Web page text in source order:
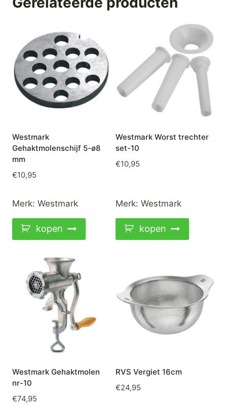
Westmark
Gehaktmolenschijf 5-ø8
mm
€10,95
Merk: Westmark
kopen
Westmark Worst trechter
set-10
€10,95
Merk: Westmark
kopen
Westmark Gehaktmolen
nr-10
€74,95
RVS Vergiet 16cm
€24,95